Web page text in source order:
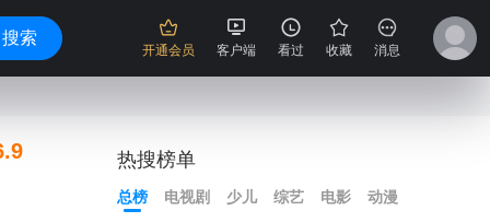
搜索
开通会员 客户端 看过 收藏 消息
热搜榜单
总榜 电视剧 少儿 综艺 电影 动漫